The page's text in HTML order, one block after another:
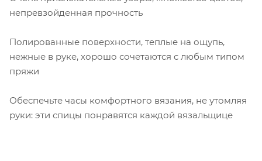
непревзойденная прочность
Полированные поверхности, теплые на ощупь,
нежные в руке, хорошо сочетаются с любым типом
пряжи
Обеспечьте часы комфортного вязания, не утомляя
руки: эти спицы понравятся каждой вязальщице